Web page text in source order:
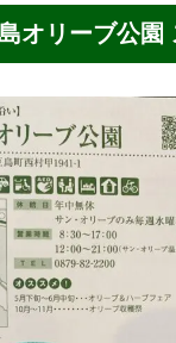
オリーブ公園